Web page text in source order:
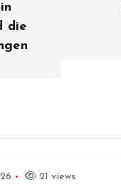
die
21 views